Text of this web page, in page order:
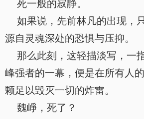
死一般的寂静。
如果说，先前林凡的出现，
源自灵魂深处的恐惧与压抑。
那么此刻，这轻描淡写，一
峰强者的一幕，便是在所有人
颗足以毁灭一切的炸雷。
魏崢，死了？